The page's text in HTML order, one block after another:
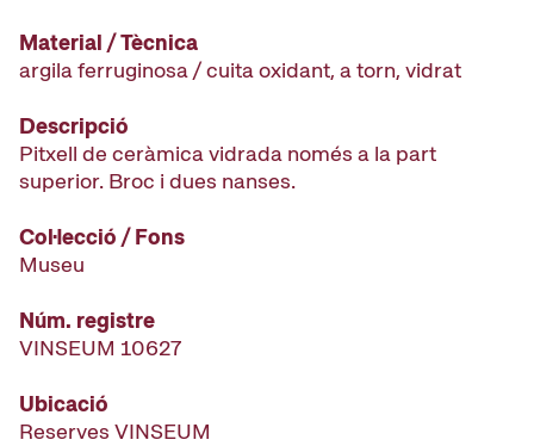
Material / Tècnica
argila ferruginosa / cuita oxidant, a torn, vidrat
Descripció
Pitxell de ceràmica vidrada només a la part
superior. Broc i dues nanses.
Col·lecció / Fons
Museu
Núm. registre
VINSEUM 10627
Ubicació
Reserves VINSEUM